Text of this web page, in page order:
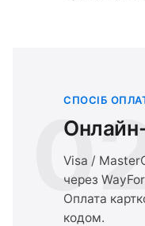
СПОСІБ
Visa /
через
Оплата
кодом.